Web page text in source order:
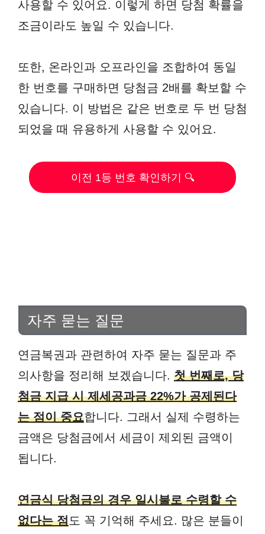
사용할 수 있어요. 이렇게 하면 당첨 확률을
조금이라도 높일 수 있습니다.
또한, 온라인과 오프라인을 조합하여 동일
한 번호를 구매하면 당첨금 2배를 확보할 수
있습니다. 이 방법은 같은 번호로 두 번 당첨
되었을 때 유용하게 사용할 수 있어요.
이전 1등 번호 확인하기 🔍
자주 묻는 질문
연금복권과 관련하여 자주 묻는 질문과 주
의사항을 정리해 보겠습니다. 첫 번째로, 당
첨금 지급 시 제세공과금 22%가 공제된다
는 점이 중요합니다. 그래서 실제 수령하는
금액은 당첨금에서 세금이 제외된 금액이
됩니다.
연금식 당첨금의 경우 일시불로 수령할 수
없다는 점도 꼭 기억해 주세요. 많은 분들이